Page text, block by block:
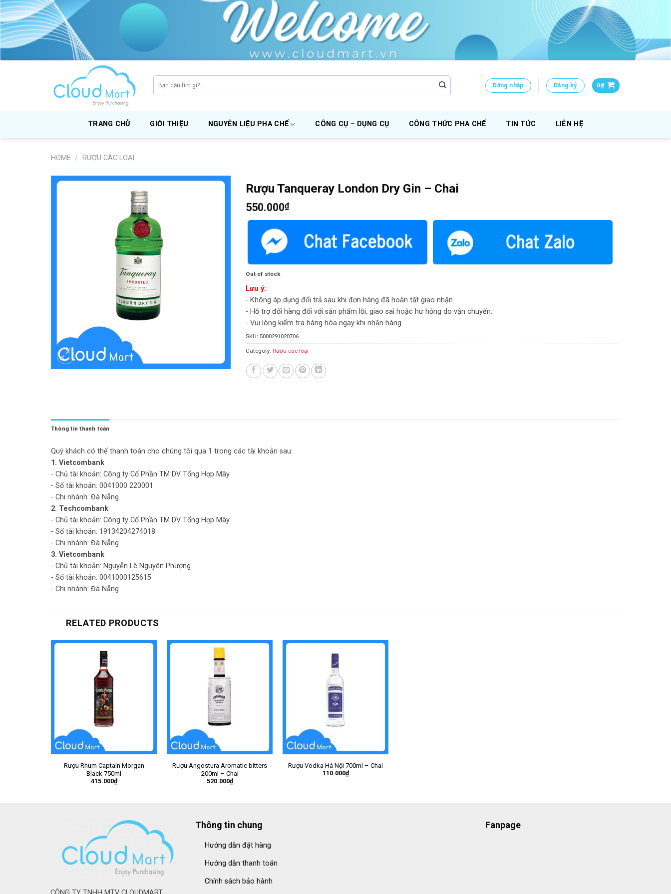
Skip
to
content
for:
Đăng nhập Đăng ký 0₫
TRANG CHỦ GIỚI THIỆU NGUYÊN LIỆU PHA CHẾ CÔNG CỤ – DỤNG CỤ CÔNG THỨC PHA CHẾ TIN TỨC LIÊN HỆ
HOME / RƯỢU CÁC LOẠI
Rượu Tanqueray London Dry Gin – Chai
550.000₫
Out of stock
Lưu ý:
- Không áp dụng đổi trả sau khi đơn hàng đã hoàn tất giao nhận.
- Hỗ trợ đổi hàng đối với sản phẩm lỗi, giao sai hoặc hư hỏng do vận chuyển.
- Vui lòng kiểm tra hàng hóa ngay khi nhận hàng.
SKU: 5000291020706
Category: Rượu các loại
Thông tin thanh toán
Quý khách có thể thanh toán cho chúng tôi qua 1 trong các tài khoản sau:
1. Vietcombank
- Chủ tài khoản: Công ty Cổ Phần TM DV Tổng Hợp Mây
- Số tài khoản: 0041000 220001
- Chi nhánh: Đà Nẵng
2. Techcombank
- Chủ tài khoản: Công ty Cổ Phần TM DV Tổng Hợp Mây
- Số tài khoản: 19134204274018
- Chi nhánh: Đà Nẵng
3. Vietcombank
- Chủ tài khoản: Nguyễn Lê Nguyên Phượng
- Số tài khoản: 0041000125615
- Chi nhánh: Đà Nẵng
RELATED PRODUCTS
Rượu Rhum Captain Morgan
Black 750ml
415.000₫
Rượu Angostura Aromatic bitters
200ml – Chai
520.000₫
Rượu Vodka Hà Nội 700ml – Chai
110.000₫
Thông tin chung
Hướng dẫn đặt hàng
Hướng dẫn thanh toán
Chính sách bảo hành
Fanpage